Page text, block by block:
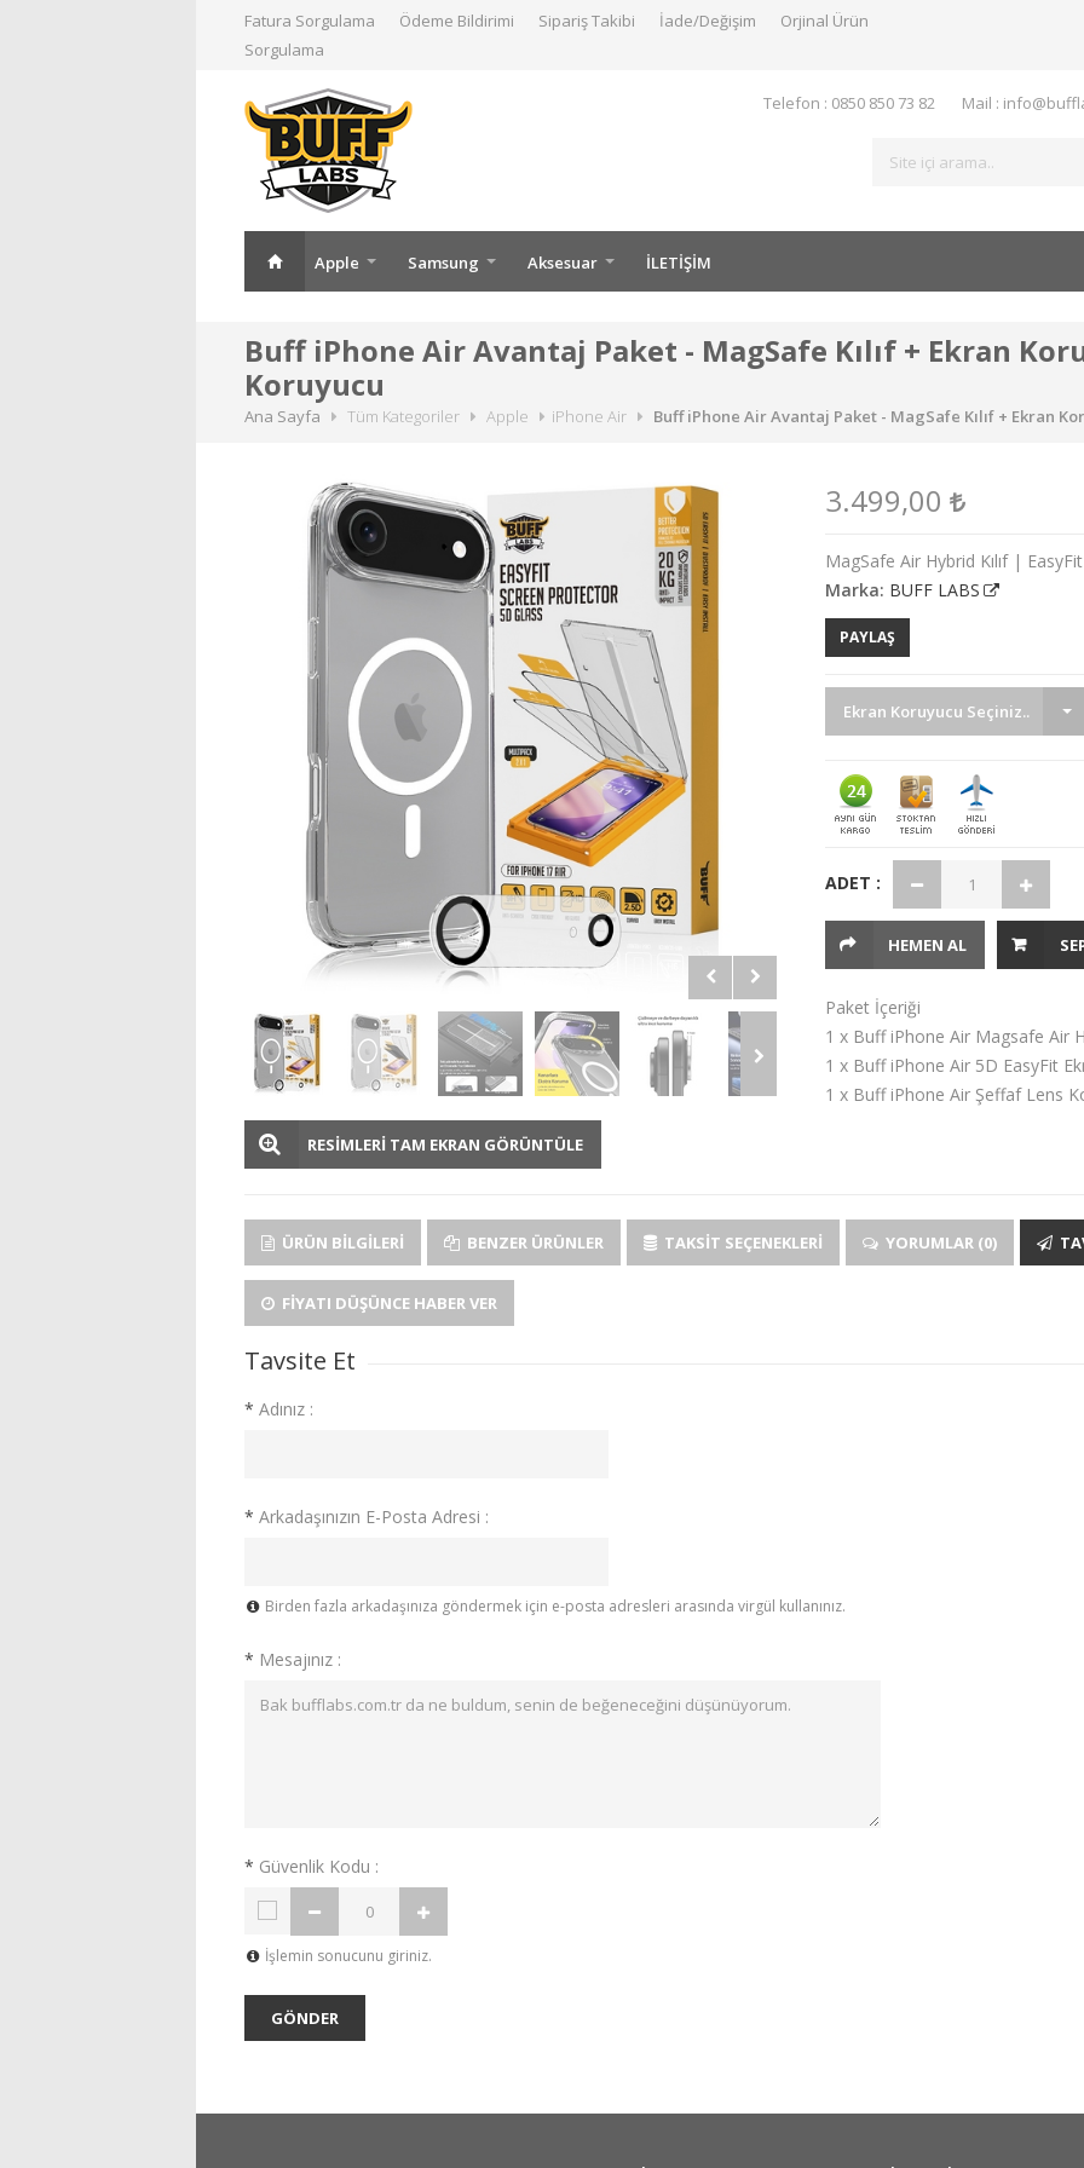
Fatura Sorgulama Ödeme Bildirimi Sipariş Takibi İade/Değişim
Orjinal Ürün
Sorgulama
Telefon : 0850 850 73 82 Mail :
Apple Samsung Aksesuar İLETİŞİM
Buff iPhone Air Avantaj Paket - MagSafe Kılıf + Ekran
Koruyucu
Ana Sayfa Tüm Kategoriler Apple iPhone Air Buff iPhone Air Avantaj Paket - MagSafe Kılıf + Ekran
RESİMLERİ TAM EKRAN GÖRÜNTÜLE
3.499,00
MagSafe Air Hybrid Kılıf |
Marka: BUFF LABS
PAYLAŞ
Ekran Koruyucu Seçiniz..
ADET :
HEMEN AL
Paket İçeriği
1 x Buff iPhone Air Magsafe Air
1 x Buff iPhone Air 5D EasyFit
1 x Buff iPhone Air Şeffaf Lens
ÜRÜN BILGILERI BENZER ÜRÜNLER TAKSIT SEÇENEKLERI YORUMLAR (0)
FIYATI DÜŞÜNCE HABER VER
Tavsite Et
* Adınız :
* Arkadaşınızın E-Posta Adresi :
Birden fazla arkadaşınıza göndermek için e-posta adresleri arasında virgül kullanınız.
* Mesajınız :
* Güvenlik Kodu :
İşlemin sonucunu giriniz.